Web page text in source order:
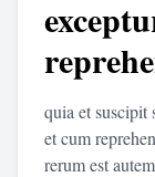
quia et suscipit
et cum
rerum est